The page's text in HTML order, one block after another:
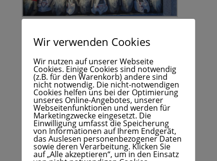
Wir verwenden Cookies
Wir nutzen auf unserer Webseite
Cookies. Einige Cookies sind notwendig
(z.B. für den Warenkorb) andere sind
nicht notwendig. Die nicht-notwendigen
Cookies helfen uns bei der Optimierung
unseres Online-Angebotes, unserer
Webseitenfunktionen und werden für
Marketingzwecke eingesetzt. Die
Einwilligung umfasst die Speicherung
von Informationen auf Ihrem Endgerät,
das Auslesen personenbezogener Daten
sowie deren Verarbeitung. Klicken Sie
auf „Alle akzeptieren“, um in den Einsatz